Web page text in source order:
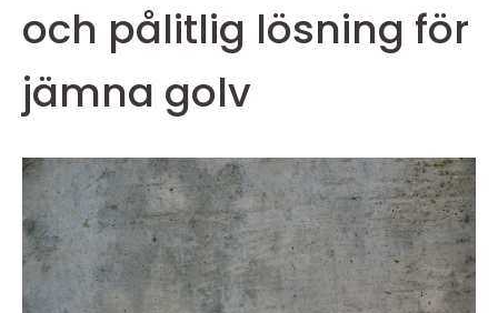
och pålitlig lösning för
jämna golv